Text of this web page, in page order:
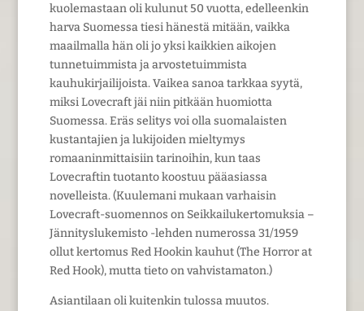
kuolemastaan oli kulunut 50 vuotta, edelleenkin
harva Suomessa tiesi hänestä mitään, vaikka
maailmalla hän oli jo yksi kaikkien aikojen
tunnetuimmista ja arvostetuimmista
kauhukirjailijoista. Vaikea sanoa tarkkaa syytä,
miksi Lovecraft jäi niin pitkään huomiotta
Suomessa. Eräs selitys voi olla suomalaisten
kustantajien ja lukijoiden mieltymys
romaaninmittaisiin tarinoihin, kun taas
Lovecraftin tuotanto koostuu pääasiassa
novelleista. (Kuulemani mukaan varhaisin
Lovecraft-suomennos on Seikkailukertomuksia –
Jännityslukemisto -lehden numerossa 31/1959
ollut kertomus Red Hookin kauhut (The Horror at
Red Hook), mutta tieto on vahvistamaton.)
Asiantilaan oli kuitenkin tulossa muutos.